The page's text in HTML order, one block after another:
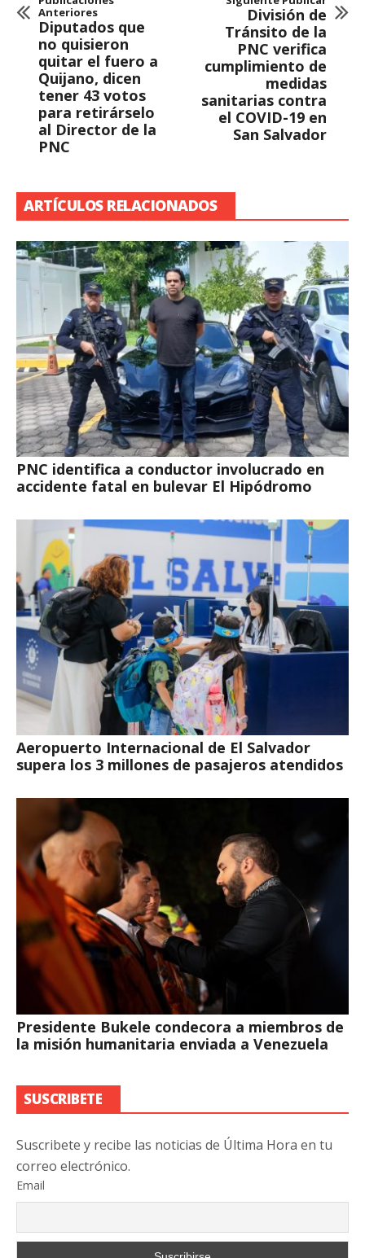
Anteriores
Diputados que
no quisieron
quitar el fuero a
Quijano, dicen
tener 43 votos
para retirárselo
al Director de la
PNC
División de
Tránsito de la
PNC verifica
cumplimiento de
medidas
sanitarias contra
el COVID-19 en
San Salvador
ARTÍCULOS RELACIONADOS
PNC identifica a conductor involucrado en
accidente fatal en bulevar El Hipódromo
Aeropuerto Internacional de El Salvador
supera los 3 millones de pasajeros atendidos
Presidente Bukele condecora a miembros de
la misión humanitaria enviada a Venezuela
SUSCRIBETE
Suscribete y recibe las noticias de Última Hora en tu
correo electrónico.
Email